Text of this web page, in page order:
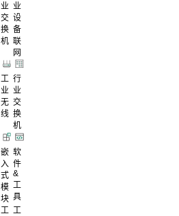
业
交
换
机
业
设
备
联
网
工
业
无
线
行
业
交
换
机
嵌
入
式
模
块
软
件
&
工
具
工 工